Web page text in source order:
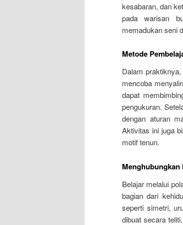
kesabaran, dan
pada warisan
memadukan seni
Metode
Dalam
mencoba
dapat
pengukuran.
dengan aturan
Aktivitas ini juga
motif tenun.
Menghubungkan
Belajar melalui
bagian dari
seperti simetri,
dibuat secara